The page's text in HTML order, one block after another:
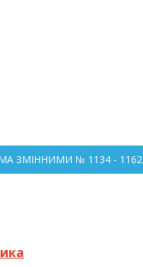
ЗМІННИМИ № 1134 - 1162